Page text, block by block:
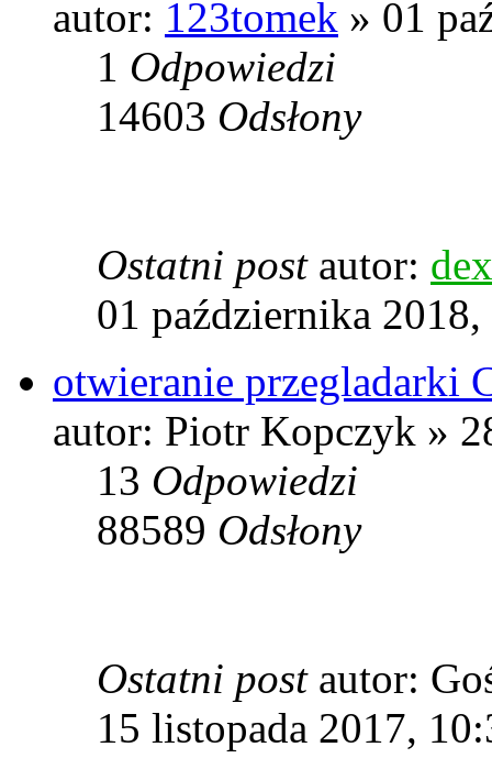
autor: 123tomek » 01
1 Odpowiedzi
14603 Odsłony
Ostatni post autor:
01 października
otwieranie przegladarki
autor: Piotr Kopczyk »
13 Odpowiedzi
88589 Odsłony
Ostatni post autor:
15 listopada 2017,